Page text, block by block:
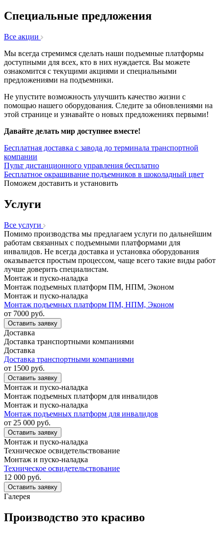
Специальные предложения
Все акции
Мы всегда стремимся сделать наши подъемные платформы
доступными для всех, кто в них нуждается. Вы можете
ознакомится с текущими акциями и специальными
предложениями на подъемники.
Не упустите возможность улучшить качество жизни с
помощью нашего оборудования. Следите за обновлениями на
этой странице и узнавайте о новых предложениях первыми!
Давайте делать мир доступнее вместе!
Бесплатная доставка с завода до терминала транспортной
компании
Пульт дистанционного управления бесплатно
Бесплатное окрашивание подъемников в шоколадный цвет
Поможем доставить и установить
Услуги
Все услуги
Помимо производства мы предлагаем услуги по дальнейшим
работам связанных с подъемными платформами для
инвалидов. Не всегда доставка и установка оборудования
оказывается простым процессом, чаще всего такие виды работ
лучше доверить специалистам.
Монтаж и пуско-наладка
Монтаж подъемных платформ ПМ, НПМ, Эконом
Монтаж и пуско-наладка
Монтаж подъемных платформ ПМ, НПМ, Эконом
от 7000 руб.
Оставить заявку
Доставка
Доставка транспортными компаниями
Доставка
Доставка транспортными компаниями
от 1500 руб.
Оставить заявку
Монтаж и пуско-наладка
Монтаж подъемных платформ для инвалидов
Монтаж и пуско-наладка
Монтаж подъемных платформ для инвалидов
от 25 000 руб.
Оставить заявку
Монтаж и пуско-наладка
Техническое освидетельствование
Монтаж и пуско-наладка
Техническое освидетельствование
12 000 руб.
Оставить заявку
Галерея
Производство это красиво